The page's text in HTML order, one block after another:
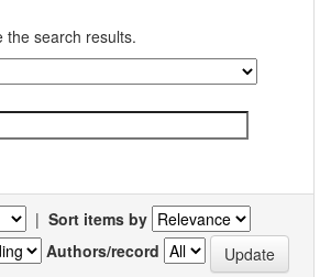
the search results.
| Sort items by
Authors/record